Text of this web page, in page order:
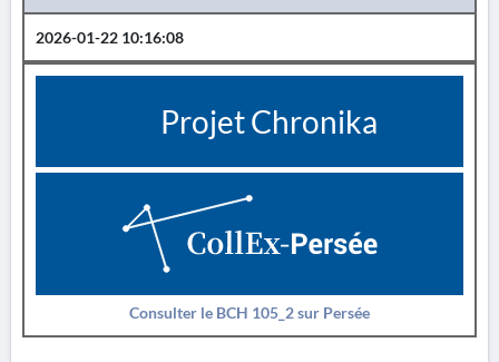
2026-01-22 10:16:08
Projet Chronika
Consulter le BCH 105_2 sur Persée